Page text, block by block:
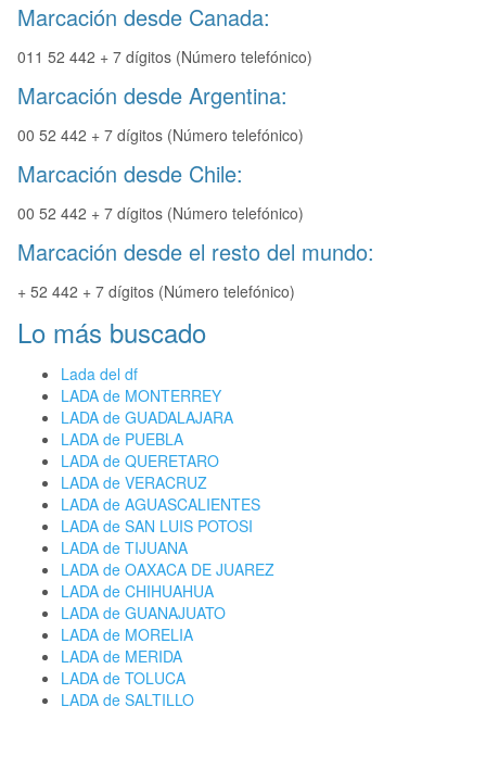
Marcación desde Canada:
011 52 442 + 7 dígitos (Número telefónico)
Marcación desde Argentina:
00 52 442 + 7 dígitos (Número telefónico)
Marcación desde Chile:
00 52 442 + 7 dígitos (Número telefónico)
Marcación desde el resto del mundo:
+ 52 442 + 7 dígitos (Número telefónico)
Lo más buscado
Lada del df
LADA de MONTERREY
LADA de GUADALAJARA
LADA de PUEBLA
LADA de QUERETARO
LADA de VERACRUZ
LADA de AGUASCALIENTES
LADA de SAN LUIS POTOSI
LADA de TIJUANA
LADA de OAXACA DE JUAREZ
LADA de CHIHUAHUA
LADA de GUANAJUATO
LADA de MORELIA
LADA de MERIDA
LADA de TOLUCA
LADA de SALTILLO